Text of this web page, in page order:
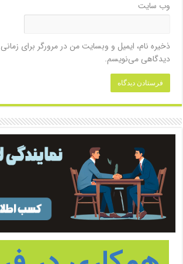
وب‌ سایت
ذخیره نام، ایمیل و وبسایت من در مرورگر برای
دیدگاهی می‌نویسم.